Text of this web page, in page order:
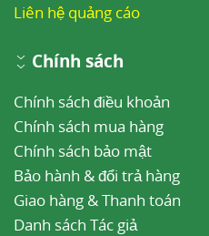
Liên hệ quảng cáo
Chính sách
Chính sách điều khoản
Chính sách mua hàng
Chính sách bảo mật
Bảo hành & đổi trả hàng
Giao hàng & Thanh toán
Danh sách Tác giả